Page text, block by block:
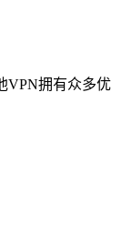
VPN拥有众多优